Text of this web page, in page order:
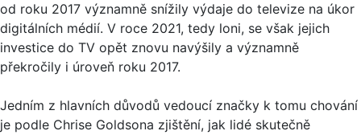
od roku 2017 významně snížily výdaje do televize na úkor
digitálních médií. V roce 2021, tedy loni, se však jejich
investice do TV opět znovu navýšily a významně
překročily i úroveň roku 2017.
Jedním z hlavních důvodů vedoucí značky k tomu chování
je podle Chrise Goldsona zjištění, jak lidé skutečně